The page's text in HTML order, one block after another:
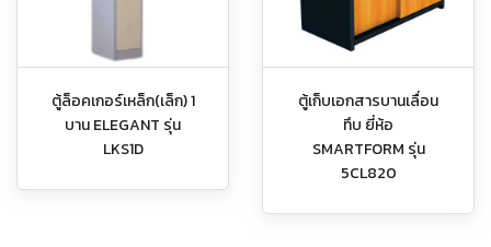
ตู้ล็อคเกอร์เหล็ก(เล็ก) 1
บาน ELEGANT รุ่น
LKS1D
ตู้เก็บเอกสารบานเลื่อน
ทึบ ยี่ห้อ
SMARTFORM รุ่น
5CL820